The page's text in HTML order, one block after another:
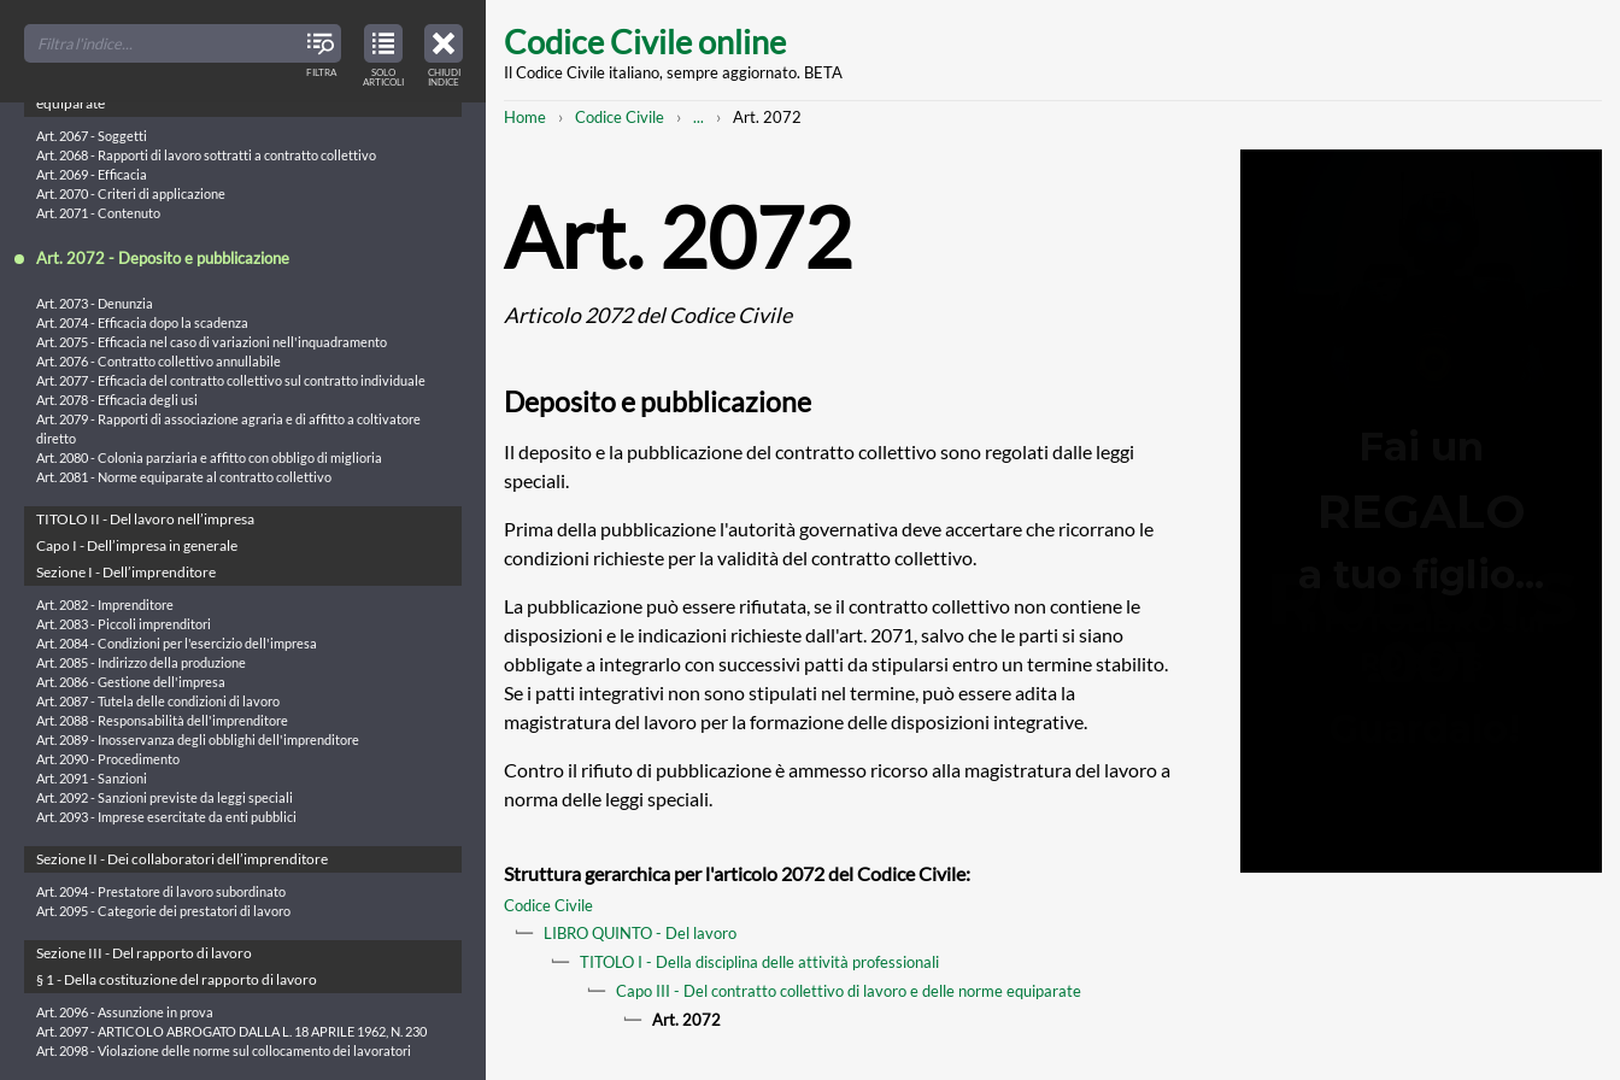
TABLE
OF
CONTENTS
CHIUDI
INDICE
main
Codice Civile online
Il Codice Civile italiano, sempre aggiornato. BETA
Breadcrumb
Home Codice Civile
Mostra
... Art. 2072
Art. 2072
Articolo 2072 del Codice Civile
Deposito e pubblicazione
Il deposito e la pubblicazione del contratto collettivo sono regolati dalle leggi
speciali.
Prima della pubblicazione l'autorità governativa deve accertare che ricorrano le
condizioni richieste per la validità del contratto collettivo.
La pubblicazione può essere rifiutata, se il contratto collettivo non contiene le
disposizioni e le indicazioni richieste dall'art. 2071, salvo che le parti si siano
obbligate a integrarlo con successivi patti da stipularsi entro un termine stabilito.
Se i patti integrativi non sono stipulati nel termine, può essere adita la
magistratura del lavoro per la formazione delle disposizioni integrative.
Contro il rifiuto di pubblicazione è ammesso ricorso alla magistratura del lavoro a
norma delle leggi speciali.
Struttura gerarchica per l'articolo 2072 del Codice Civile:
Codice Civile
LIBRO QUINTO - Del lavoro
TITOLO I - Della disciplina delle attività professionali
Capo III - Del contratto collettivo di lavoro e delle norme equiparate
Art. 2072
TOC
TITLES
FILTRA
VIEW
ONLY
ARTICLES
IN
SOLO
ARTICOLI
Art. 2066 - Inderogabilità
Capo III - Del contratto collettivo di lavoro e delle norme
equiparate
Art. 2067 - Soggetti
Art. 2068 - Rapporti di lavoro sottratti a contratto collettivo
Art. 2069 - Efficacia
Art. 2070 - Criteri di applicazione
Art. 2071 - Contenuto
Art. 2072 - Deposito e pubblicazione
Art. 2073 - Denunzia
Art. 2074 - Efficacia dopo la scadenza
Art. 2075 - Efficacia nel caso di variazioni nell'inquadramento
Art. 2076 - Contratto collettivo annullabile
Art. 2077 - Efficacia del contratto collettivo sul contratto individuale
Art. 2078 - Efficacia degli usi
Art. 2079 - Rapporti di associazione agraria e di affitto a coltivatore
diretto
Art. 2080 - Colonia parziaria e affitto con obbligo di miglioria
Art. 2081 - Norme equiparate al contratto collettivo
TITOLO II - Del lavoro nell’impresa
Capo I - Dell’impresa in generale
Sezione I - Dell’imprenditore
Art. 2082 - Imprenditore
Art. 2083 - Piccoli imprenditori
Art. 2084 - Condizioni per l'esercizio dell'impresa
Art. 2085 - Indirizzo della produzione
Art. 2086 - Gestione dell'impresa
Art. 2087 - Tutela delle condizioni di lavoro
Art. 2088 - Responsabilità dell'imprenditore
Art. 2089 - Inosservanza degli obblighi dell'imprenditore
Art. 2090 - Procedimento
Art. 2091 - Sanzioni
Art. 2092 - Sanzioni previste da leggi speciali
Art. 2093 - Imprese esercitate da enti pubblici
Sezione II - Dei collaboratori dell’imprenditore
Art. 2094 - Prestatore di lavoro subordinato
Art. 2095 - Categorie dei prestatori di lavoro
Sezione III - Del rapporto di lavoro
§ 1 - Della costituzione del rapporto di lavoro
Art. 2096 - Assunzione in prova
Art. 2097 - ARTICOLO ABROGATO DALLA L. 18 APRILE 1962, N. 230
Art. 2098 - Violazione delle norme sul collocamento dei lavoratori